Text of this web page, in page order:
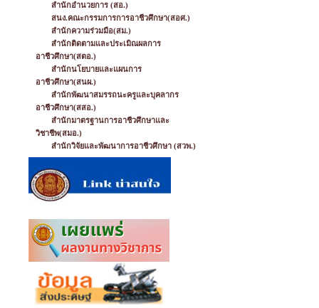
สำนักอำนวยการ (สอ.)
สนง.คณะกรรมการการอาชีวศึกษา(สอศ.)
สำนักความร่วมมือ(สม.)
สำนักติดตามและประเมิณผลการ
อาชีวศึกษา(สตอ.)
สำนักนโยบายและแผนการ
อาชีวศึกษา(สนผ.)
สำนักพัฒนาสมรรถนะครูและบุคลากร
อาชีวศึกษา(สสอ.)
สำนักมาตรฐานการอาชีวศึกษาและ
วิชาชีพ(สมอ.)
สำนักวิจัยและพัฒนาการอาชีวศึกษา (สวพ.)